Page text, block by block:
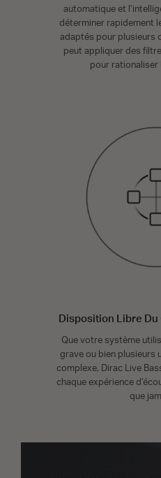
automatique et
déterminer rapidement
adaptés pour plusieurs
peut appliquer des
pour rationaliser
Disposition Libre Du
Que votre système
grave ou bien plusieurs
complexe, Dirac Live
chaque expérience
que